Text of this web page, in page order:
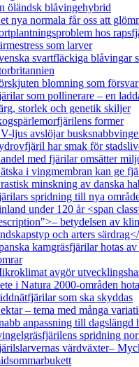
öländsk blåvingehybrid
nya normala får oss att
hos
som larver
svartfläckiga blåvingar
blomning som
som pollinerare – en
storlek och genetik skiljer
former
ljus avslöjar
har smak för
med fjärilar omsätter
i vingmembran kan ge
minskning av danska
spridning till nya
under 120 år <span
betydelsen av
och arters
kamgräsfjärilar hotas
avgör
i Natura 2000-områden
som ska skyddas
– tema med många
anpassning till dagslängd
spridning
värdväxter–